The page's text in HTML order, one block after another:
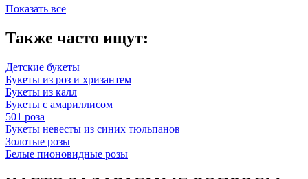
Показать все
Также часто ищут:
Детские букеты
Букеты из роз и хризантем
Букеты из калл
Букеты с амариллисом
501 роза
Букеты невесты из синих тюльпанов
Золотые розы
Белые пионовидные розы